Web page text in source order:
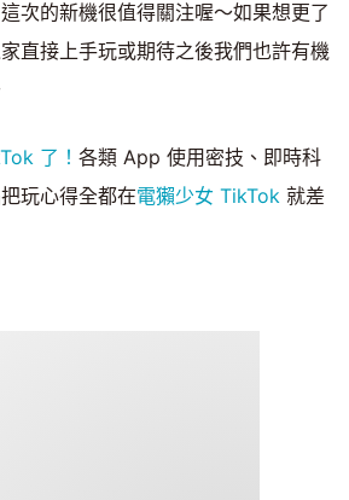
次的新機很值得關注喔～如果想更了
直接上手玩或期待之後我們也許有機
了！ 各類 App 使用密技、即時科
玩心得全都在電獺少女 TikTok 就差